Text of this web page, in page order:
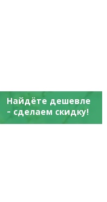
Найдёте дешевле
- сделаем